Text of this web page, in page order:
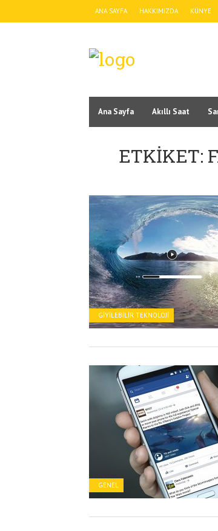
ANA SAYFA HAKKIMIZDA KÜNYE
Ana Sayfa Akıllı Saat
ETKIKET:
GIYILEBILIR TEKNOLOJI
GENEL